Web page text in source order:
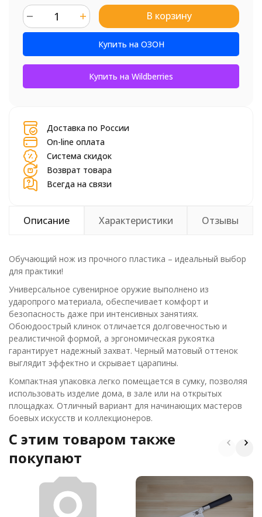
шт.
В корзину
Купить на ОЗОН
Купить на Wildberries
Доставка по России
On-line оплата
Система скидок
Возврат товара
Всегда на связи
Описание Характеристики Отзывы
Обучающий нож из прочного пластика – идеальный выбор
для практики!
Универсальное сувенирное оружие выполнено из
ударопрого материала, обеспечивает комфорт и
безопасность даже при интенсивных занятиях.
Обоюдоострый клинок отличается долговечностью и
реалистичной формой, а эргономическая рукоятка
гарантирует надежный захват. Черный матовый оттенок
выглядит эффектно и скрывает царапины.
Компактная упаковка легко помещается в сумку, позволяя
использовать изделие дома, в зале или на открытых
площадках. Отличный вариант для начинающих мастеров
боевых искусств и коллекционеров.
C этим товаром также
покупают